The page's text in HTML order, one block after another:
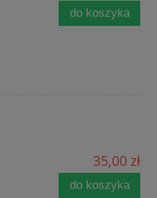
do koszyka
35,00 zł
do koszyka